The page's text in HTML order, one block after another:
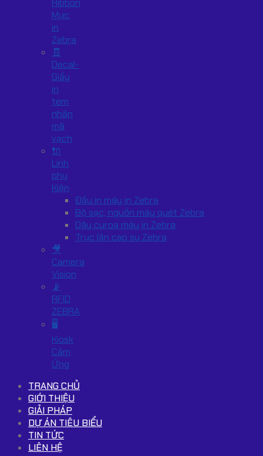
Ribbon
Mực
in
Zebra
🧾
Decal-
Giấy
in
tem
nhãn
mã
vạch
🔌
Linh
phụ
Kiện
Đầu in máy in Zebra
Bộ sạc, nguồn máy quét Zebra
Dây curoa máy in Zebra
Trục lăn cao su Zebra
🎥
Camera
Vision
📡
RFID
ZEBRA
🖥️
Kiosk
Cảm
Ứng
TRANG CHỦ
GIỚI THIỆU
GIẢI PHÁP
DỰ ÁN TIÊU BIỂU
TIN TỨC
LIÊN HỆ